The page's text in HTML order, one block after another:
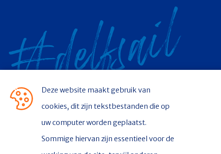
Deze website maakt gebruik van
cookies, dit zijn tekstbestanden die op
uw computer worden geplaatst.
Sommige hiervan zijn essentieel voor de